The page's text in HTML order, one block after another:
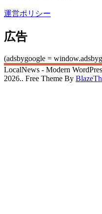
運営ポリシー
広告
(adsbygoogle =
LocalNews - Modern
2026.. Free Theme By